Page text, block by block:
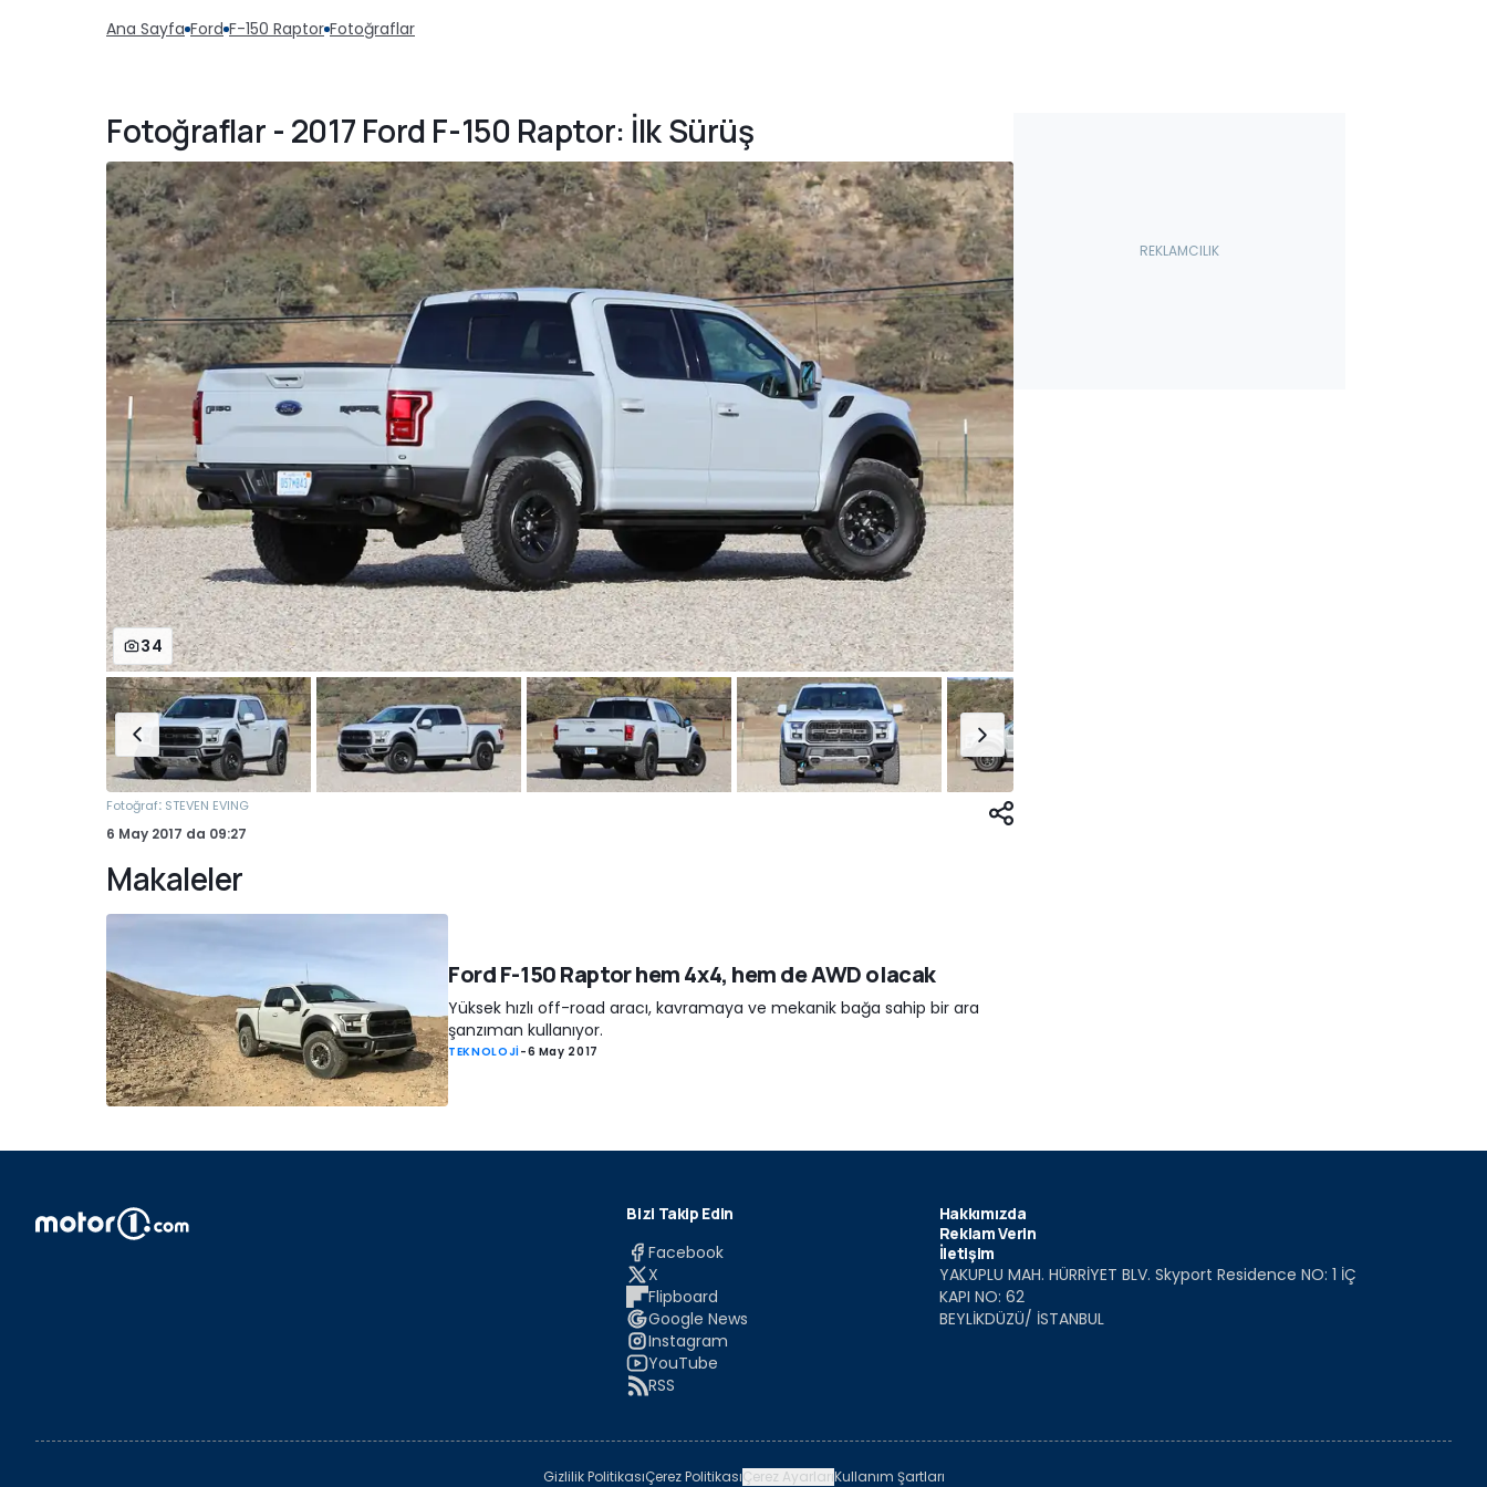
Ana Sayfa Ford F-150 Raptor Fotoğraflar
Fotoğraflar - 2017 Ford F-150 Raptor: İlk Sürüş
34
Fotoğraf: STEVEN EVING
6 May 2017 da 09:27
Makaleler
Ford F-150 Raptor hem 4x4, hem de AWD olacak
Yüksek hızlı off-road aracı, kavramaya ve mekanik bağa sahip bir ara
şanzıman kullanıyor.
TEKNOLOJİ-6 May 2017
Bizi Takip Edin
Facebook
X
Flipboard
Google News
Instagram
YouTube
RSS
Hakkımızda
Reklam Verin
İletişim
YAKUPLU MAH. HÜRRİYET BLV. Skyport Residence NO: 1 İÇ
KAPI NO: 62
BEYLİKDÜZÜ/ İSTANBUL
Gizlilik PolitikasıÇerez PolitikasıÇerez AyarlarıKullanım Şartları